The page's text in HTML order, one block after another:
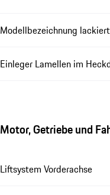
Modellbezeichnung
Einleger Lamellen im
Motor, Getriebe und
Liftsystem Vorderachse